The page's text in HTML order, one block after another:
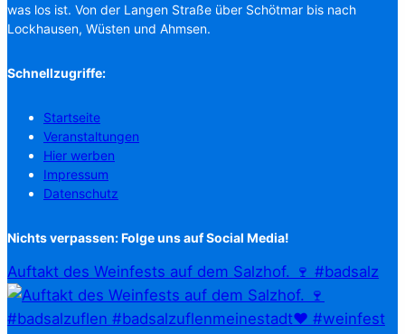
was los ist. Von der Langen Straße über Schötmar bis nach
Lockhausen, Wüsten und Ahmsen.
Schnellzugriffe:
Startseite
Veranstaltungen
Hier werben
Impressum
Datenschutz
Nichts verpassen: Folge uns auf Social Media!
Auftakt des Weinfests auf dem Salzhof. 🍷 #badsalz